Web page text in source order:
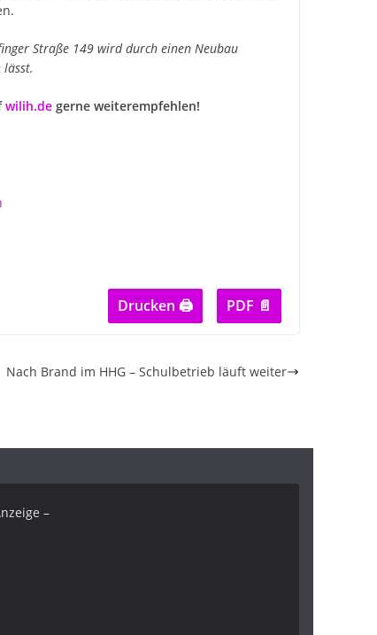
Straße 149 wird durch einen Neubau
wilih.de gerne weiterempfehlen!
Drucken 🖨 PDF 📄
Nach Brand im HHG – Schulbetrieb läuft weiter
–